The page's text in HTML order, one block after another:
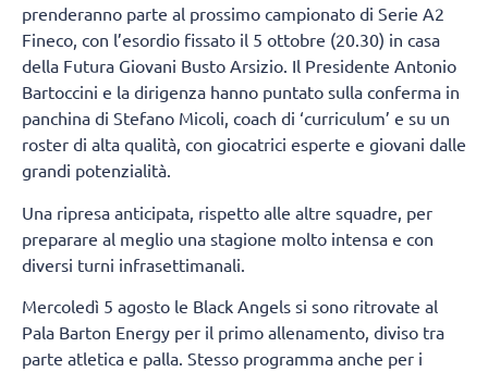
prenderanno parte al prossimo campionato di Serie A2
Fineco, con l’esordio fissato il 5 ottobre (20.30) in casa
della Futura Giovani Busto Arsizio. Il Presidente Antonio
Bartoccini e la dirigenza hanno puntato sulla conferma in
panchina di Stefano Micoli, coach di ‘curriculum’ e su un
roster di alta qualità, con giocatrici esperte e giovani dalle
grandi potenzialità.
Una ripresa anticipata, rispetto alle altre squadre, per
preparare al meglio una stagione molto intensa e con
diversi turni infrasettimanali.
Mercoledì 5 agosto le Black Angels si sono ritrovate al
Pala Barton Energy per il primo allenamento, diviso tra
parte atletica e palla. Stesso programma anche per i